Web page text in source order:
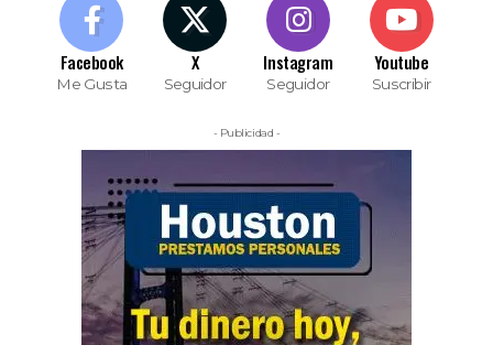
Facebook
Me Gusta
X
Seguidor
Instagram
Seguidor
Youtube
Suscribir
- Publicidad -